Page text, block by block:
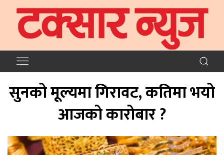
सुनको मूल्यमा गिरावट, कतिमा भयो
आजको कारोबार ?